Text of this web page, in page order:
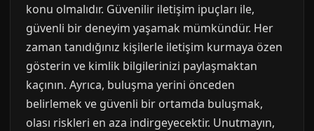
konu olmalıdır. Güvenilir iletişim ipuçları ile,
güvenli bir deneyim yaşamak mümkündür. Her
zaman tanıdığınız kişilerle iletişim kurmaya özen
gösterin ve kimlik bilgilerinizi paylaşmaktan
kaçının. Ayrıca, buluşma yerini önceden
belirlemek ve güvenli bir ortamda buluşmak,
olası riskleri en aza indirgeyecektir. Unutmayın,